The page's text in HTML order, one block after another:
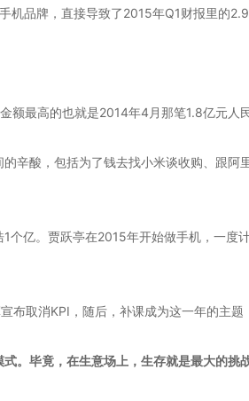
机品牌，直接导致了2015年Q1财报里的
额最高的也就是2014年4月那笔1.8亿元人
辛酸，包括为了钱去找小米谈收购、跟阿
个亿。贾跃亭在2015年开始做手机，一度
取消KPI，随后，补课成为这一年的主题
。毕竟，在生意场上，生存就是最大的挑战